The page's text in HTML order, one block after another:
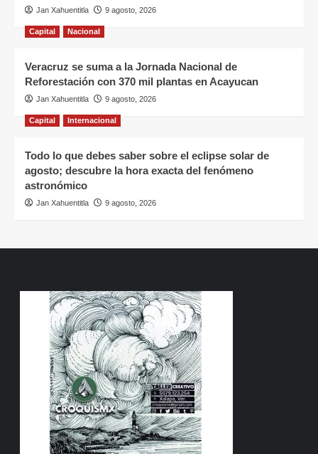
Jan Xahuentitla 9 agosto, 2026
Capital Nacional
Veracruz se suma a la Jornada Nacional de
Reforestación con 370 mil plantas en Acayucan
Jan Xahuentitla 9 agosto, 2026
Capital Internacional
Todo lo que debes saber sobre el eclipse solar de
agosto; descubre la hora exacta del fenómeno
astronómico
Jan Xahuentitla 9 agosto, 2026